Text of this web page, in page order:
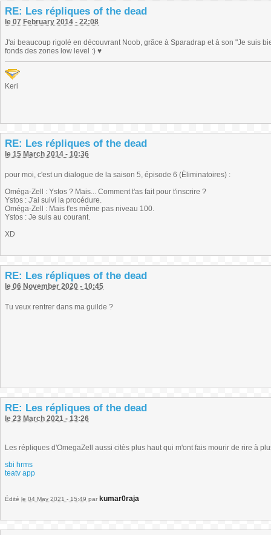
RE: Les répliques of the dead
le 07 February 2014 - 22:08
J'ai beaucoup rigolé en découvrant Noob, grâce à Sparadrap et à son "Je suis
fonds des zones low level :) ♥
Keri
RE: Les répliques of the dead
le 15 March 2014 - 10:36
pour moi, c'est un dialogue de la saison 5, épisode 6 (Éliminatoires) :
Oméga-Zell : Ystos ? Mais... Comment t'as fait pour t'inscrire ?
Ystos : J'ai suivi la procédure.
Oméga-Zell : Mais t'es même pas niveau 100.
Ystos : Je suis au courant.
XD
RE: Les répliques of the dead
le 06 November 2020 - 10:45
Tu veux rentrer dans ma guilde ?
RE: Les répliques of the dead
le 23 March 2021 - 13:26
Les répliques d'OmegaZell aussi citès plus haut qui m'ont fais mourir de rire à
sbi hrms
teatv app
Édité le 04 May 2021 - 15:49 par kumar0raja